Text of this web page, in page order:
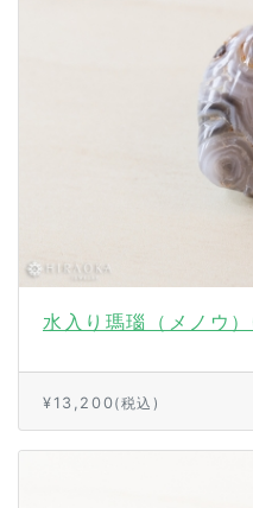
水入り瑪瑙（メノウ
¥13,200(税込)